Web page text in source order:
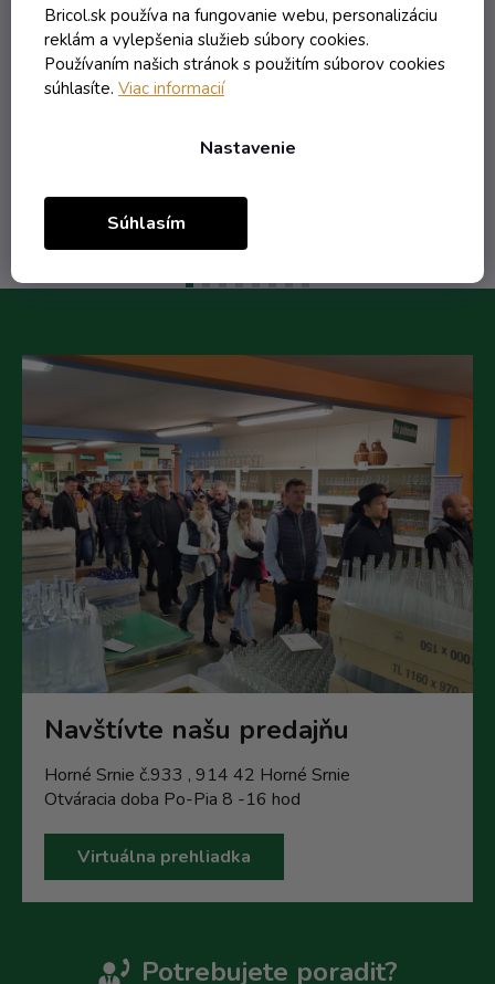
Bricol.sk používa na fungovanie webu, personalizáciu
reklám a vylepšenia služieb súbory cookies.
Používaním našich stránok s použitím súborov cookies
súhlasíte. Viac informacií
Nastavenie
Súhlasím
0,76 € vrátane DPH
Navštívte našu predajňu
Horné Srnie č.933 , 914 42 Horné Srnie
Otváracia doba Po-Pia 8 -16 hod
Virtuálna prehliadka
Potrebujete poradit?